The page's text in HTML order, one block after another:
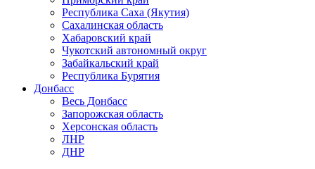
Республика Саха (Якутия)
Сахалинская область
Хабаровский край
Чукотский автономный округ
Забайкальский край
Республика Бурятия
Донбасс
Весь Донбасс
Запорожская область
Херсонская область
ЛНР
ДНР